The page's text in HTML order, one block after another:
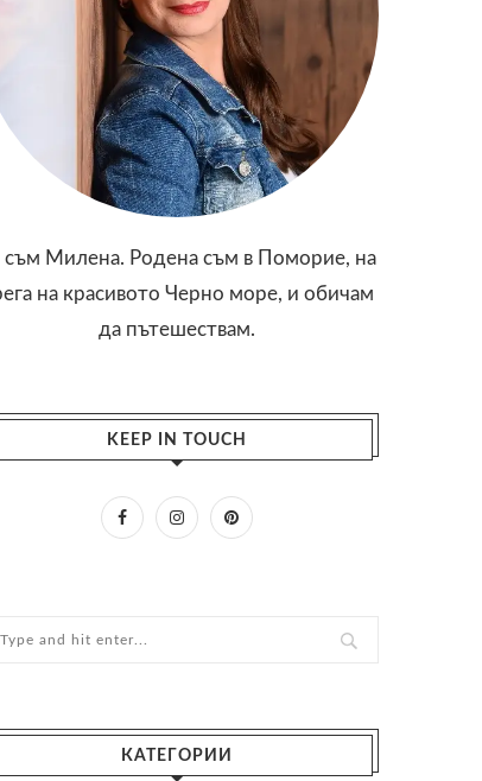
съм Милена. Родена съм в Поморие, на
на красивото Черно море, и обичам
да пътешествам.
KEEP IN TOUCH
КАТЕГОРИИ